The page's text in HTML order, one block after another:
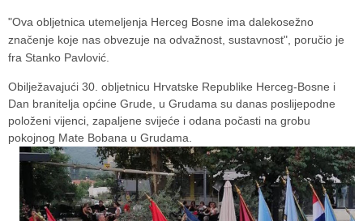
"Ova obljetnica utemeljenja Herceg Bosne ima dalekosežno
značenje koje nas obvezuje na odvažnost, sustavnost", poručio je
fra Stanko Pavlović.
Obilježavajući 30. obljetnicu Hrvatske Republike Herceg-Bosne i
Dan branitelja općine Grude, u Grudama su danas poslijepodne
položeni vijenci, zapaljene svijeće i odana počasti na grobu
pokojnog Mate Bobana u Grudama.